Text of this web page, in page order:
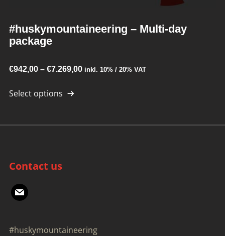
#huskymountaineering – Multi-day
package
€942,00 – €7.269,00Price
€7.269,00
inkl. 10% / 20% VAT
Select options
product
multiple
Contact us
mail
#huskymountaineering